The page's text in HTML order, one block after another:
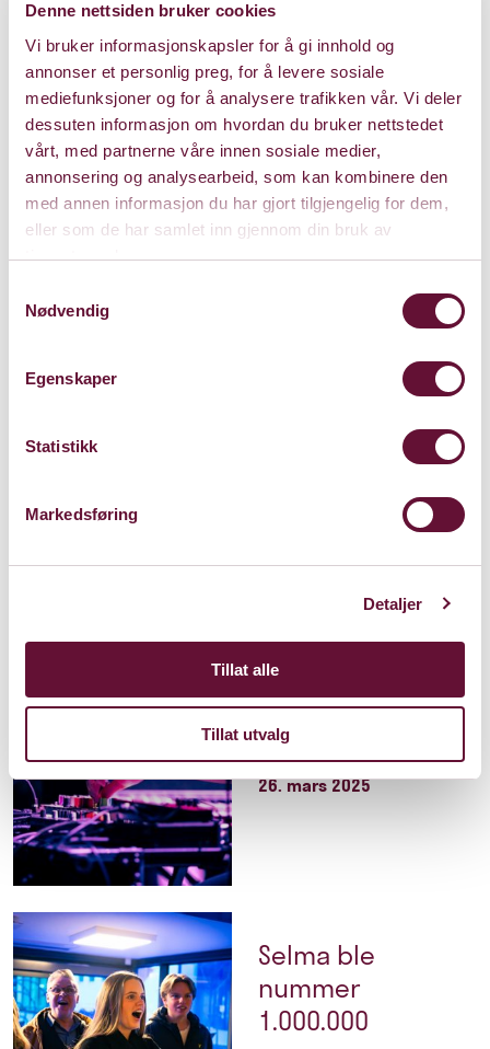
Denne nettsiden bruker cookies
Vi bruker informasjonskapsler for å gi innhold og
annonser et personlig preg, for å levere sosiale
mediefunksjoner og for å analysere trafikken vår. Vi deler
dessuten informasjon om hvordan du bruker nettstedet
vårt, med partnerne våre innen sosiale medier,
annonsering og analysearbeid, som kan kombinere den
med annen informasjon du har gjort tilgjengelig for dem,
eller som de har samlet inn gjennom din bruk av
tjenestene deres.
Nødvendig
Egenskaper
Statistikk
Markedsføring
Detaljer
Tillat alle
Tillat utvalg
Bærum Kulturhus
mottar
millionstøtte til
dans fra EU
23. juni 2025
på kr 100 000,- til
Vertskapsmedarbeider
Musikerstipend
2025
26. mars 2025
Selma ble
nummer
1.000.000